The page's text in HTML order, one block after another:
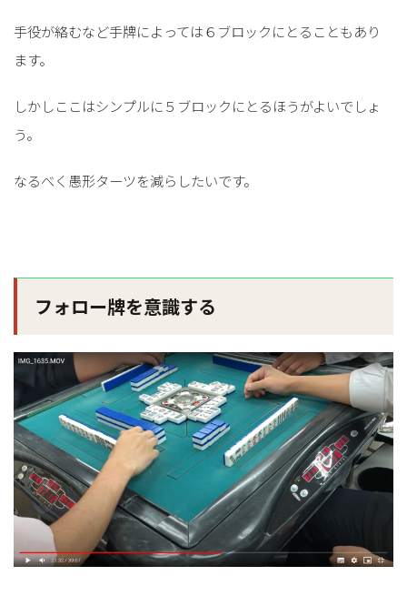
手役が絡むなど手牌によっては６ブロックにとることもあり
ます。
しかしここはシンプルに５ブロックにとるほうがよいでしょ
う。
なるべく愚形ターツを減らしたいです。
フォロー牌を意識する